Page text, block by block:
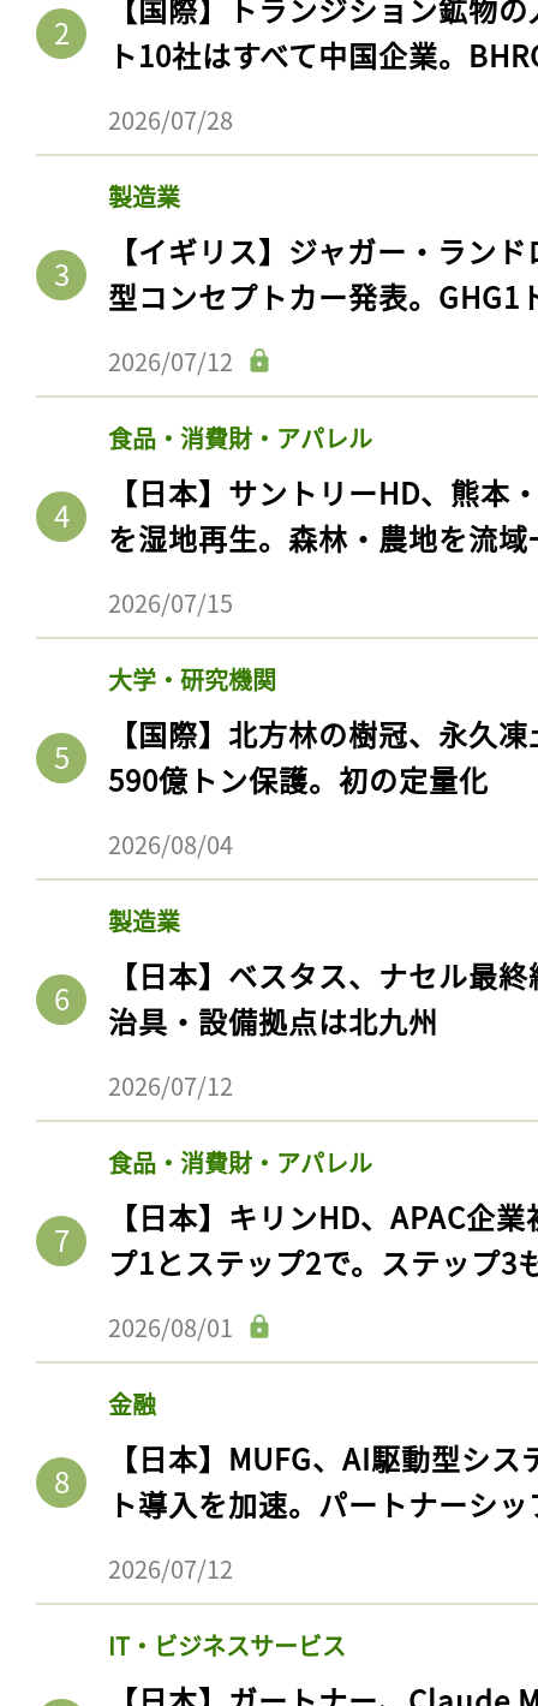
【国際】トランジション鉱物
ト10社はすべて中国企業。
2026/07/28
製造業
【イギリス】ジャガー・ラン
型コンセプトカー発表。GHG1
2026/07/12
食品・消費財・アパレル
【日本】サントリーHD、熊本
を湿地再生。森林・農地を流
2026/07/15
大学・研究機関
【国際】北方林の樹冠、永久
590億トン保護。初の定量化
2026/08/04
製造業
【日本】ベスタス、ナセル最
治具・設備拠点は北九州
2026/07/12
食品・消費財・アパレル
【日本】キリンHD、APAC企
プ1とステップ2で。ステップ3
2026/08/01
金融
【日本】MUFG、AI駆動型シ
ト導入を加速。パートナーシ
2026/07/12
IT・ビジネスサービス
記事をお気に入りに
ログインが必